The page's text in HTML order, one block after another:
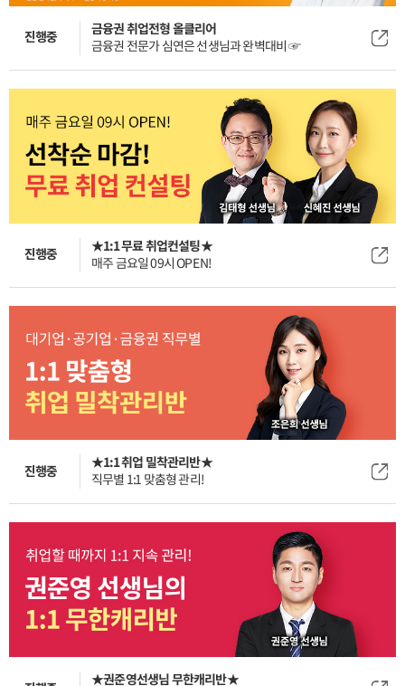
진행중
금융권 취업전형 올클리어
금융권 전문가 심연은 선생님과 완벽대비 ☞
진행중
★1:1 무료 취업컨설팅★
매주 금요일 09시 OPEN!
진행중
★1:1 취업 밀착관리반★
직무별 1:1 맞춤형 관리!
★권준영선생님 무한캐리반★